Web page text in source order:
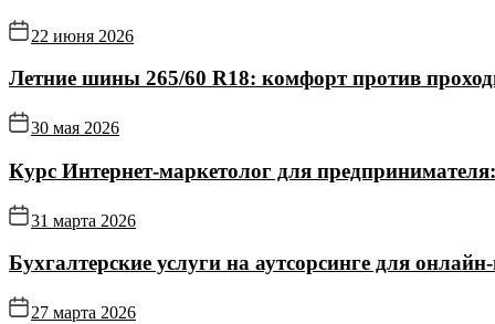
22 июня 2026
Летние шины 265/60 R18: комфорт против
30 мая 2026
Курс Интернет‑маркетолог для
31 марта 2026
Бухгалтерские услуги на аутсорсинге для
27 марта 2026